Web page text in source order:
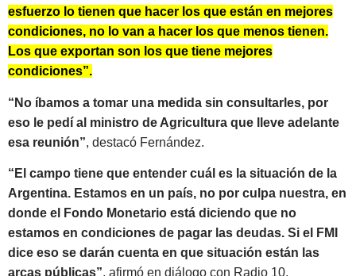
esfuerzo lo tienen que hacer los que están en mejores
condiciones, no lo van a hacer los que menos tienen.
Los que exportan son los que tiene mejores
condiciones”.
“No íbamos a tomar una medida sin consultarles, por
eso le pedí al ministro de Agricultura que lleve adelante
esa reunión”, destacó Fernández.
“El campo tiene que entender cuál es la situación de la
Argentina. Estamos en un país, no por culpa nuestra, en
donde el Fondo Monetario está diciendo que no
estamos en condiciones de pagar las deudas. Si el FMI
dice eso se darán cuenta en que situación están las
arcas públicas”, afirmó en diálogo con Radio 10.